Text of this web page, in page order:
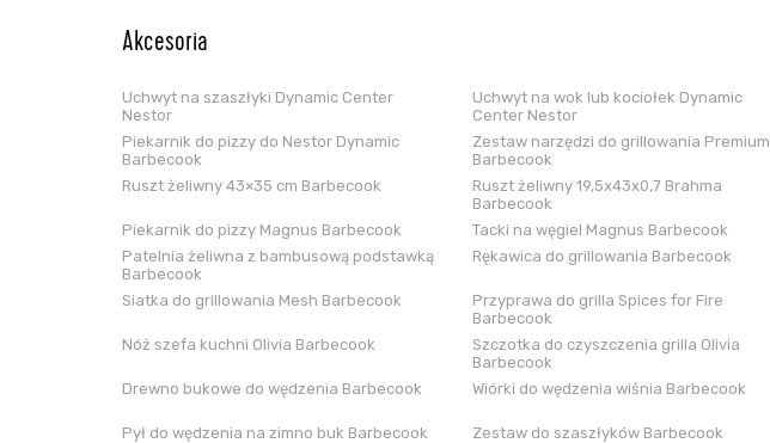
Akcesoria
Uchwyt na szaszłyki Dynamic Center
Nestor
Uchwyt na wok lub kociołek Dynamic
Center Nestor
Piekarnik do pizzy do Nestor Dynamic
Barbecook
Zestaw narzędzi do grillowania Premium
Barbecook
Ruszt żeliwny 43×35 cm Barbecook
Ruszt żeliwny 19,5x43x0,7 Brahma
Barbecook
Piekarnik do pizzy Magnus Barbecook
Tacki na węgiel Magnus Barbecook
Patelnia żeliwna z bambusową podstawką
Barbecook
Rękawica do grillowania Barbecook
Siatka do grillowania Mesh Barbecook
Przyprawa do grilla Spices for Fire
Barbecook
Nóż szefa kuchni Olivia Barbecook
Szczotka do czyszczenia grilla Olivia
Barbecook
Drewno bukowe do wędzenia Barbecook Wiórki do wędzenia wiśnia Barbecook
Pył do wędzenia na zimno buk Barbecook
Zestaw do szaszłyków Barbecook